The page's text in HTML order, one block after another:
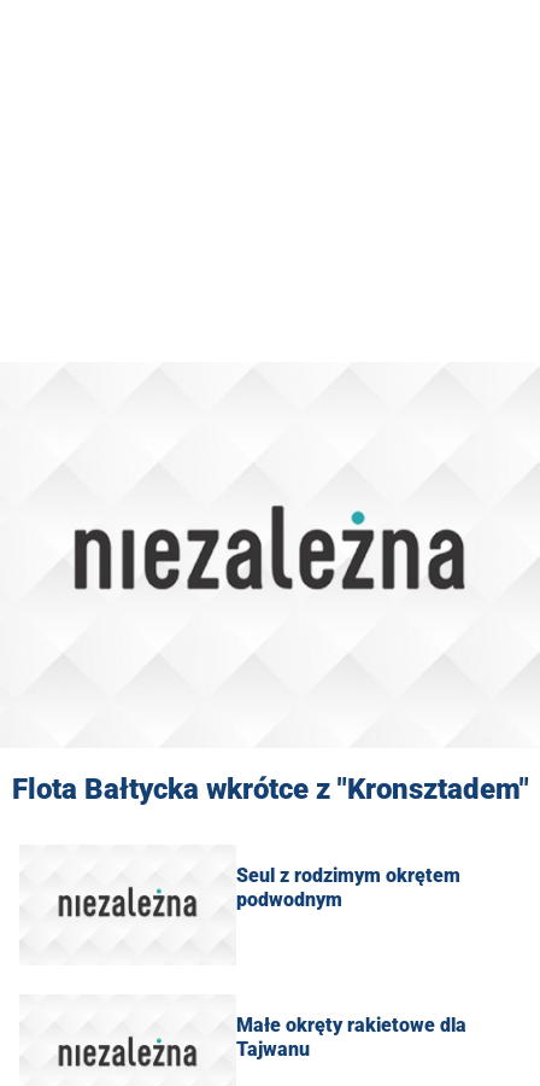
Flota Bałtycka wkrótce z "Kronsztadem"
Seul z rodzimym okrętem
podwodnym
Małe okręty rakietowe dla
Tajwanu